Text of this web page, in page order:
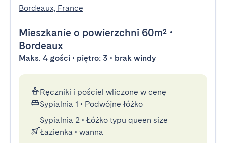
Bordeaux, France
Mieszkanie o powierzchni 60m² •
Bordeaux
Maks. 4 gości • piętro: 3 • brak windy
Ręczniki i pościel wliczone w cenę
Sypialnia 1 • Podwójne łóżko
Sypialnia 2 • Łóżko typu queen size
Łazienka • wanna